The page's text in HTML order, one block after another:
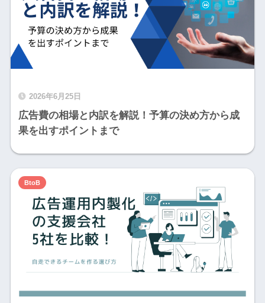
2026年6月25日
広告費の相場と内訳を解説！予算の決め方から成
果を出すポイントまで
BtoB